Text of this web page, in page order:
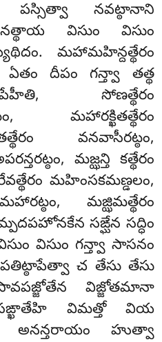
పస్సిత్వా నవట్ఠానాని
విసుం విసుం
మహామహిన్దత్థేరం
దీపం గన్త్వా తత్థ
సోణత్థేరం
మహారక్ఖితత్థేరం
వనవాసీరట్ఠం,
మజ్ఝన్తి కత్థేరం
మహింసకమణ్డలం,
మజ్ఝిమత్థేరం
సఙ్ఘేన సద్ధిం
విసుం గన్త్వా సాసనం
పతిట్ఠాపేత్వా చ తేసు తేసు
విజ్జోతమానా
విమత్తో వియ
హుత్వా